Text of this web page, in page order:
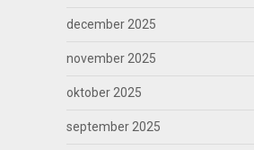
december 2025
november 2025
oktober 2025
september 2025